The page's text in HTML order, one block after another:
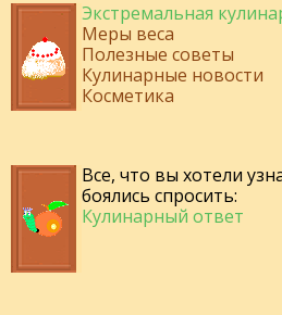
Экстремальная
Меры веса
Полезные советы
Кулинарные новости
Косметика
Все, что вы хотели
боялись спросить:
Кулинарный ответ